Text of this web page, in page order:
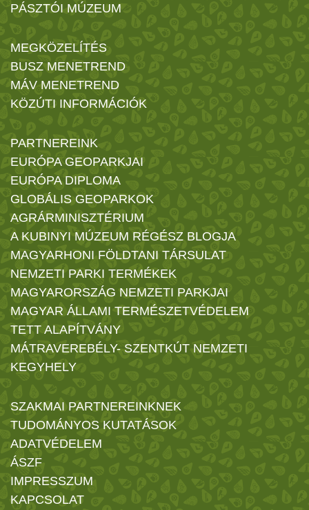
PÁSZTÓI MÚZEUM
MEGKÖZELÍTÉS
BUSZ MENETREND
MÁV MENETREND
KÖZÚTI INFORMÁCIÓK
PARTNEREINK
EURÓPA GEOPARKJAI
EURÓPA DIPLOMA
GLOBÁLIS GEOPARKOK
AGRÁRMINISZTÉRIUM
A KUBINYI MÚZEUM RÉGÉSZ BLOGJA
MAGYARHONI FÖLDTANI TÁRSULAT
NEMZETI PARKI TERMÉKEK
MAGYARORSZÁG NEMZETI PARKJAI
MAGYAR ÁLLAMI TERMÉSZETVÉDELEM
TETT ALAPÍTVÁNY
MÁTRAVEREBÉLY- SZENTKÚT NEMZETI
KEGYHELY
SZAKMAI PARTNEREINKNEK
TUDOMÁNYOS KUTATÁSOK
ADATVÉDELEM
ÁSZF
IMPRESSZUM
KAPCSOLAT